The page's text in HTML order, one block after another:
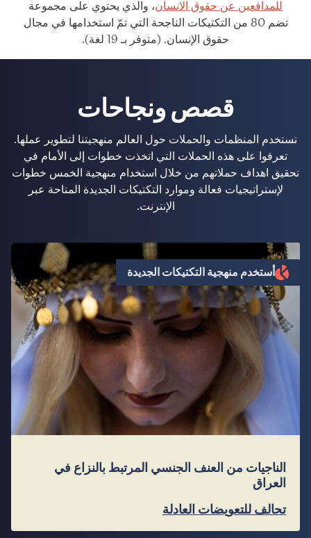
للمدافعين عن حقوق الانسان، والذي يحتوي على مجموعة
تضم 80 من التكتيكات الناجحة التي تمّ استخدامها في مجال
حقوق الإنسان. (متوفر بـ 19 لغة).
قصص ونجاحات
تستخدم المنظمات والحملات حول العالم منهجيتنا لتطوير عملها.
تعرفوا على هذه الحملات التي اتخذت خطوات إلى الأمام في
تحقيق اهداف حملاتهم من خلال استخدام منهجية الخمس خطوات
لإستراتيجيات فعالة وموارد التكتيكات الجديدة المتاحة عبر
الإنترنت.
الناجيات من العنف الجنسي المرتبط بالنزاع في
العراق
تحالف للتعويضات العادلة
أستخدم منهجية التكتيكات الجديدة